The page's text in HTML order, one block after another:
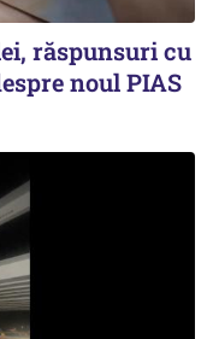
răspunsuri cu
noul PIAS